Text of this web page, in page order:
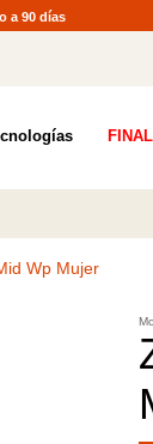
a 90 días
Wp Mujer
tenis hombre